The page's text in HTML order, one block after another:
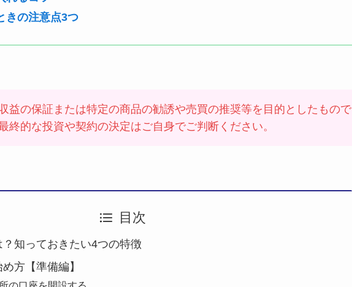
きの注意点3つ
益の保証または特定の商品の勧誘や売買の推奨等を目的としたもので
終的な投資や契約の決定はご自身でご判断ください。
目次
知っておきたい4つの特徴
方【準備編】